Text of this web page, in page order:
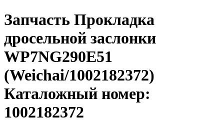
Запчасть Прокладка
дросельной заслонки
WP7NG290E51
(Weichai/1002182372)
Каталожный номер:
1002182372